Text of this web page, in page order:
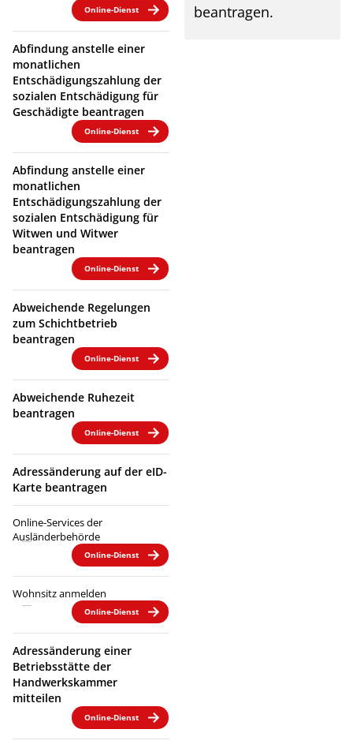
Online-Dienst
Abfindung anstelle einer
monatlichen
Entschädigungszahlung der
sozialen Entschädigung für
Geschädigte beantragen
Online-Dienst
Abfindung anstelle einer
monatlichen
Entschädigungszahlung der
sozialen Entschädigung für
Witwen und Witwer
beantragen
Online-Dienst
Abweichende Regelungen
zum Schichtbetrieb
beantragen
Online-Dienst
Abweichende Ruhezeit
beantragen
Online-Dienst
Adressänderung auf der eID-
Karte beantragen
Online-Services der
Ausländerbehörde
Online-Dienst
Wohnsitz anmelden
Online-Dienst
Adressänderung einer
Betriebsstätte der
Handwerkskammer
mitteilen
Online-Dienst
beantragen.